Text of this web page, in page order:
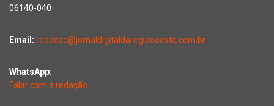
06140-040
Email: redacao@jornaldigitaldaregiaooeste.com.br
WhatsApp:
Falar com a redação